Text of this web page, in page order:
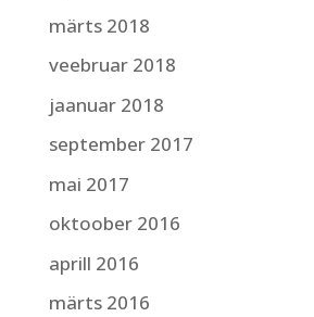
märts 2018
veebruar 2018
jaanuar 2018
september 2017
mai 2017
oktoober 2016
aprill 2016
märts 2016